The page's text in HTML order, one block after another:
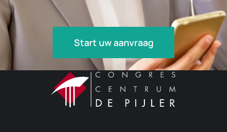
Start uw aanvraag